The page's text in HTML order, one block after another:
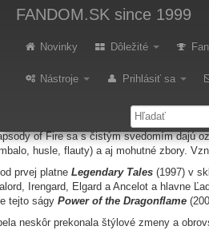
FANDOM.SK since 1999
Novinky Dôležité
Nástroje Prihlásiť sa
kapely,
byť jediným zdrojom príbehov.
of Fire sa s čistým svedomím dajú
husle, flauty) a aj mohutné zbory.
prvej platne Legendary Tales (1997) v
Irengard, Elgard a Ancelot a hlavne
tejto ságy Power of the Dragonflame
neskôr prekonala štýlové zmeny a